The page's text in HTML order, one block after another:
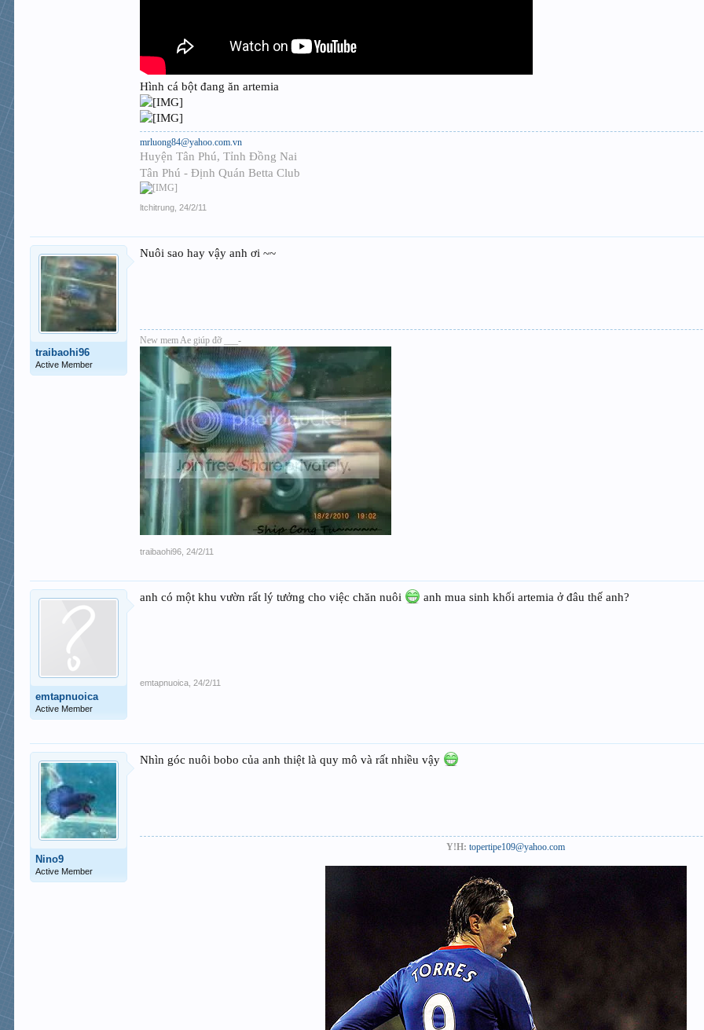
Hình cá bột đang ăn artemia
mrluong84@yahoo.com.vn
Huyện Tân Phú, Tỉnh Đồng Nai
Tân Phú - Định Quán Betta Club
ltchitrung 24/2/11
traibaohi96
Active Member
Nuôi sao hay vậy anh ơi ~~
New mem Ae giúp đỡ ___-
traibaohi96 24/2/11
emtapnuoica
Active Member
anh có một khu vườn rất lý tưởng cho việc chăn nuôi anh mua sinh khối artemia ở đâu thế anh?
emtapnuoica 24/2/11
Nino9
Active Member
Nhìn góc nuôi bobo của anh thiệt là quy mô và rất nhiều vậy
Y!H: topertipe109@yahoo.com